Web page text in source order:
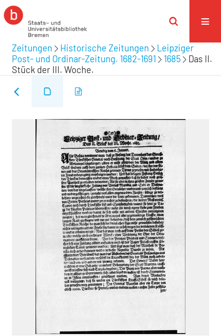
Zeitungen Historische Zeitungen
Leipziger
Post- und Ordinar-Zeitung. 1682-1691
1685
Das II.
Stück der III. Woche.